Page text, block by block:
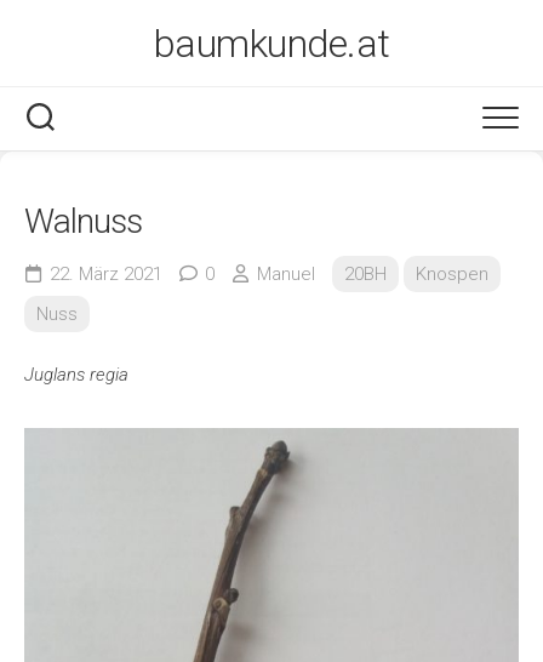
baumkunde.at
Walnuss
22. März 2021 0 Manuel 20BH
Knospen
Nuss
Juglans regia